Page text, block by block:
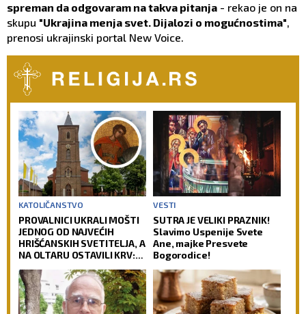
spreman da odgovaram na takva pitanja - rekao je on na
skupu "Ukrajina menja svet. Dijalozi o mogućnostima",
prenosi ukrajinski portal New Voice.
KATOLIČANSTVO
PROVALNICI UKRALI MOŠTI
JEDNOG OD NAJVEĆIH
HRIŠĆANSKIH SVETITELJA, A
NA OLTARU OSTAVILI KRV:
traga za počiniocima
VESTI
SUTRA JE VELIKI PRAZNIK!
Slavimo Uspenije Svete
Ane, majke Presvete
Bogorodice!